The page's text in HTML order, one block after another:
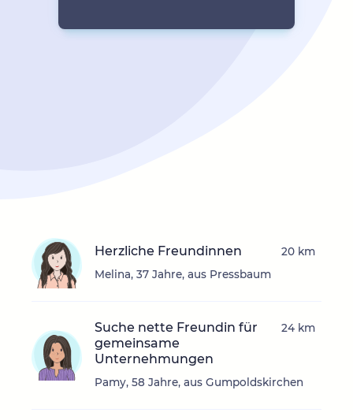
Herzliche Freundinnen
Melina, 37 Jahre, aus Pressbaum
20 km
Suche nette Freundin für
gemeinsame
Unternehmungen
Pamy, 58 Jahre, aus Gumpoldskirchen
24 km